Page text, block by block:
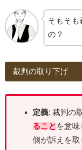
そもそも
の？
裁判の取り下げ
定義: 裁判の
ること を意
側が訴えを